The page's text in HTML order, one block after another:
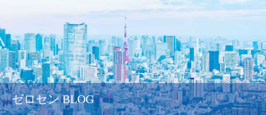
ゼロセン BLOG
サービス一覧・料金
会社概要